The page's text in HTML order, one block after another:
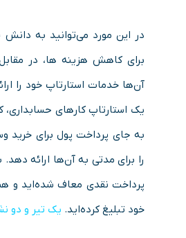
در این مورد می‌توانید به
برای کاهش هزینه ها، در
آن‌ها خدمات استارتاپ خود را
یک استارتاپ کارهای حسابداری،
به‌ جای پرداخت پول برای خرید
را برای مدتی به آن‌ها ارائه دهد.
پرداخت نقدی معاف شده‌اید و
خود تبلیغ کرده‌اید. یک تیر و دو